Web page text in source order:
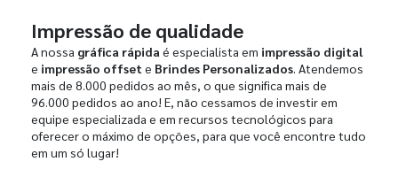
Impressão de qualidade
A nossa gráfica rápida é especialista em impressão digital
e impressão offset e Brindes Personalizados. Atendemos
mais de 8.000 pedidos ao mês, o que significa mais de
96.000 pedidos ao ano! E, não cessamos de investir em
equipe especializada e em recursos tecnológicos para
oferecer o máximo de opções, para que você encontre tudo
em um só lugar!